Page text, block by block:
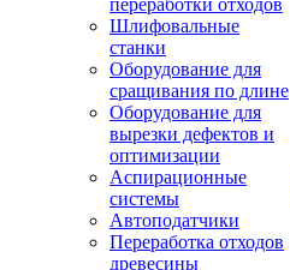
переработки отходов
Шлифовальные
станки
Оборудование для
сращивания по длине
Оборудование для
вырезки дефектов и
оптимизации
Аспирационные
системы
Автоподатчики
Переработка отходов
древесины